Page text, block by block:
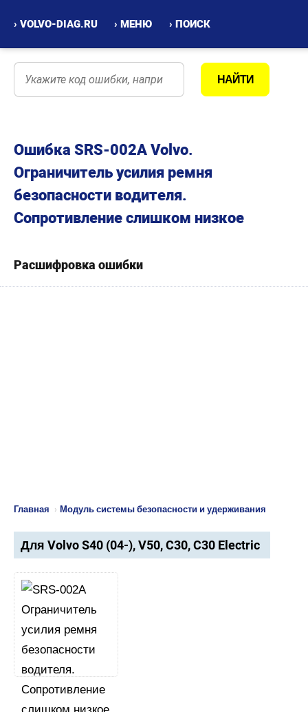
› VOLVO-DIAG.RU › МЕНЮ › ПОИСК
Ошибка SRS-002A Volvo.
Ограничитель усилия ремня
безопасности водителя.
Сопротивление слишком низкое
Расшифровка ошибки
Главная › Модуль системы безопасности и удерживания
Для Volvo S40 (04-), V50, C30, C30 Electric